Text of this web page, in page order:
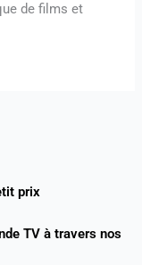
de films et
prix
TV à travers nos